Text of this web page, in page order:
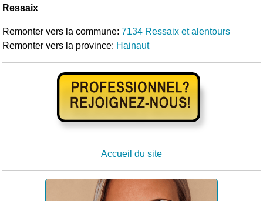
Ressaix
Remonter vers la commune:7134 Ressaix et alentours
Remonter vers la province: Hainaut
Accueil du site